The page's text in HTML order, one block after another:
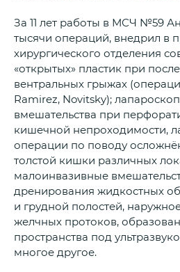
За 11 лет работы в МСЧ №59
тысячи операций, внедрил в
хирургического отделения
«открытых» пластик при
вентральных грыжах
Ramirez, Novitsky);
вмешательства при
кишечной непроходимости,
операции по поводу
толстой кишки различных
малоинвазивные
дренирования жидкостных
и грудной полостей,
желчных протоков,
пространства под
многое другое.